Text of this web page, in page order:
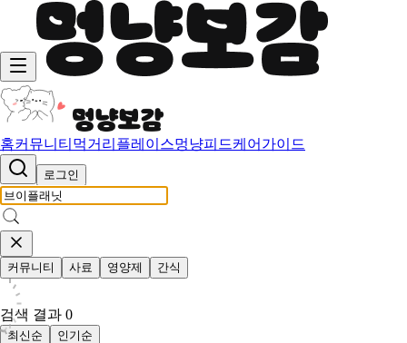
홈커뮤니티 먹거리 플레이스멍냥피드케어가이드
로그인
커뮤니티 사료 영양제 간식
검색 결과 0
최신순
인기순